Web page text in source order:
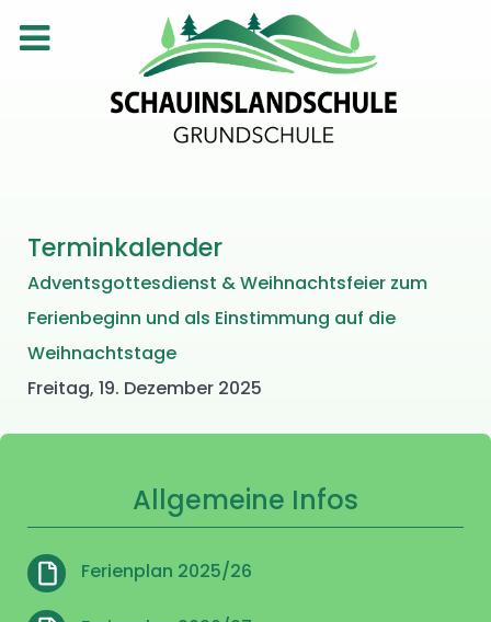
Terminkalender
Adventsgottesdienst & Weihnachtsfeier zum
Ferienbeginn und als Einstimmung auf die
Weihnachtstage
Freitag, 19. Dezember 2025
Allgemeine Infos
Ferienplan 2025/26